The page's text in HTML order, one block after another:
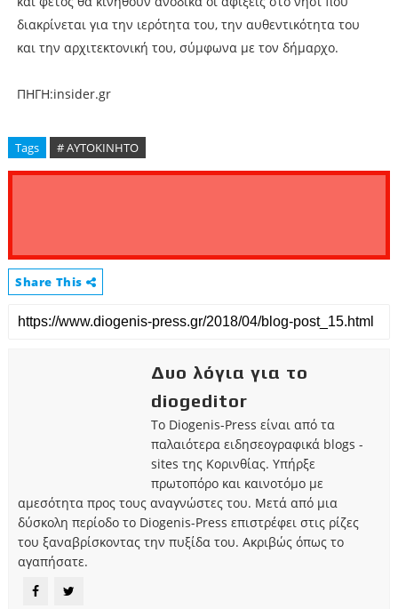
διακρίνεται για την ιερότητα του, την αυθεντικότητα του
και την αρχιτεκτονική του, σύμφωνα με τον δήμαρχο.
ΠΗΓΗ:insider.gr
Tags # ΑΥΤΟΚΙΝΗΤΟ
Share This
Δυο λόγια για το
diogeditor
Το Diogenis-Press είναι από τα
παλαιότερα ειδησεογραφικά blogs -
sites της Κορινθίας. Υπήρξε
πρωτοπόρο και καινοτόμο με
αμεσότητα προς τους αναγνώστες του. Μετά από μια
δύσκολη περίοδο το Diogenis-Press επιστρέφει στις ρίζες
του ξαναβρίσκοντας την πυξίδα του. Ακριβώς όπως το
αγαπήσατε.